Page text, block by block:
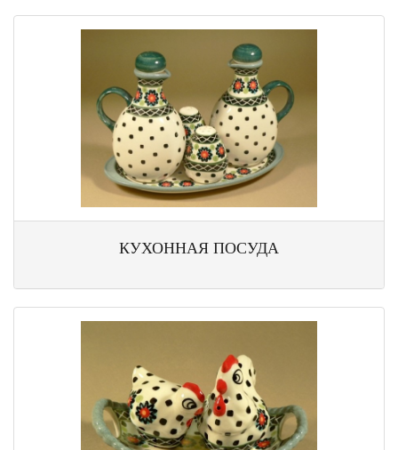
КУХОННАЯ ПОСУДА